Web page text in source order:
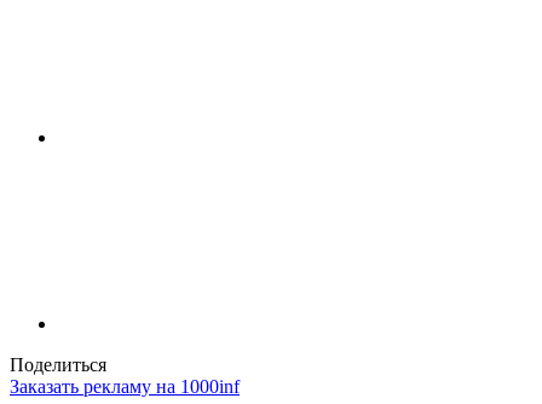
Поделиться
Заказать рекламу на 1000inf